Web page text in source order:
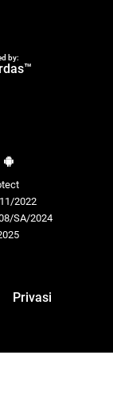
by:
2022
SA/2024
Privasi